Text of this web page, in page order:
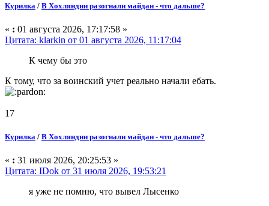
Курилка / В Хохляндии разогнали майдан - что дальше?
« : 01 августа 2026, 17:17:58 »
Цитата: klarkin от 01 августа 2026, 11:17:04
К чему бы это
К тому, что за воинский учет реально начали ебать.
17
Курилка / В Хохляндии разогнали майдан - что дальше?
« : 31 июля 2026, 20:25:53 »
Цитата: IDok от 31 июля 2026, 19:53:21
я уже не помню, что вывел Лысенко